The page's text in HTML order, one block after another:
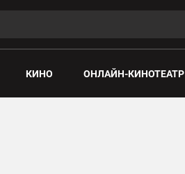
КИНО ОНЛАЙН-КИНОТЕАТР